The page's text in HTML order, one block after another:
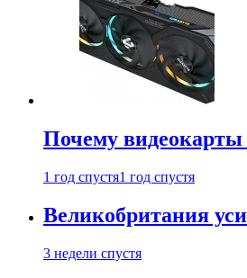
Почему видеокарты
1 год спустя1 год спустя
Великобритания
3 недели спустя